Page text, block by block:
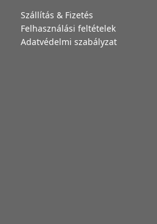
Szállítás & Fizetés
Felhasználási feltételek
Adatvédelmi szabályzat